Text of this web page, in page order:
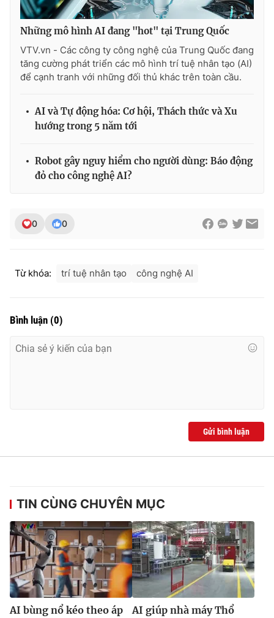
Những mô hình AI đang "hot" tại Trung Quốc
VTV.vn - Các công ty công nghệ của Trung Quốc đang
tăng cường phát triển các mô hình trí tuệ nhân tạo (AI)
để cạnh tranh với những đối thủ khác trên toàn cầu.
AI và Tự động hóa: Cơ hội, Thách thức và Xu
hướng trong 5 năm tới
Robot gây nguy hiểm cho người dùng: Báo động
đỏ cho công nghệ AI?
0 0
Từ khóa: trí tuệ nhân tạo công nghệ AI
Bình luận (0)
Gửi bình luận
TIN CÙNG CHUYÊN MỤC
AI bùng nổ kéo theo áp
AI giúp nhà máy Thổ